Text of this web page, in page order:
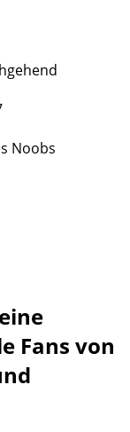
Noobs
Fans von